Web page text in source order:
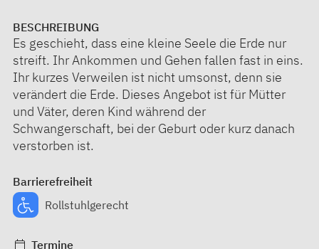
BESCHREIBUNG
Es geschieht, dass eine kleine Seele die Erde nur
streift. Ihr Ankommen und Gehen fallen fast in eins.
Ihr kurzes Verweilen ist nicht umsonst, denn sie
verändert die Erde. Dieses Angebot ist für Mütter
und Väter, deren Kind während der
Schwangerschaft, bei der Geburt oder kurz danach
verstorben ist.
Barrierefreiheit
Rollstuhlgerecht
Termine